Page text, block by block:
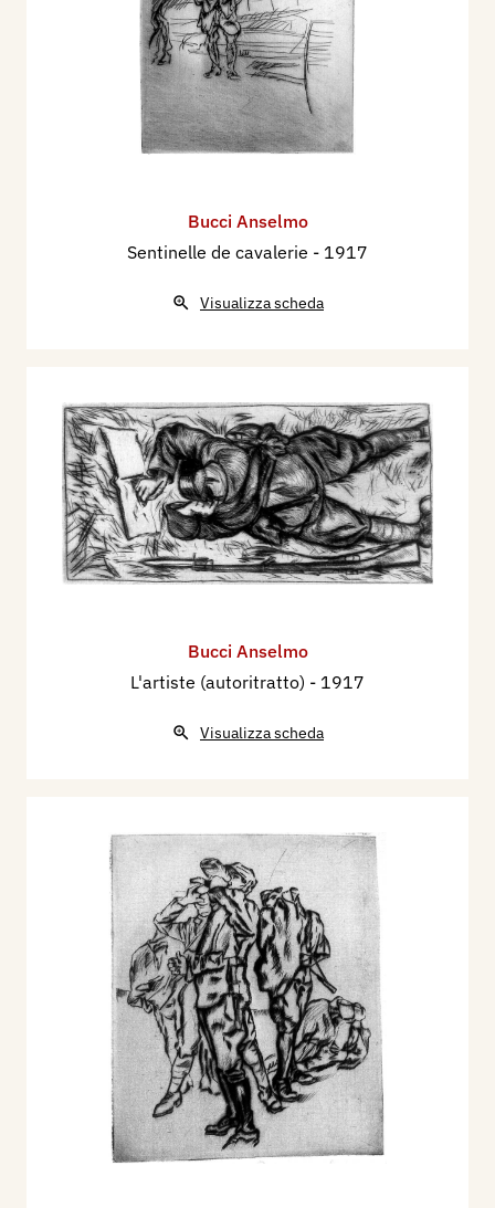
Bucci Anselmo
Sentinelle de cavalerie - 1917
Visualizza scheda
Bucci Anselmo
L'artiste (autoritratto) - 1917
Visualizza scheda